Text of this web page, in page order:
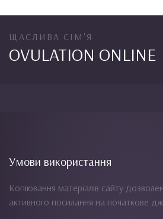
ЩАСЛИВА СІМ'Я
OVULATION ONLINE
Умови використання
Копіювання матеріалів сайту
активного посилання на початкове